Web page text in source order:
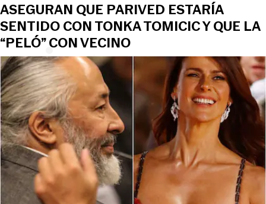
ASEGURAN QUE PARIVED ESTARÍA
SENTIDO CON TONKA TOMICIC Y QUE LA
“PELÓ” CON VECINO